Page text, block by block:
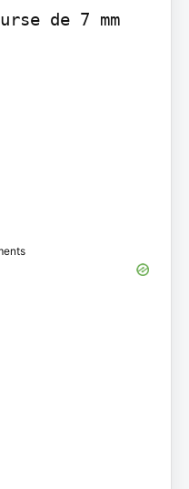
de 7 mm